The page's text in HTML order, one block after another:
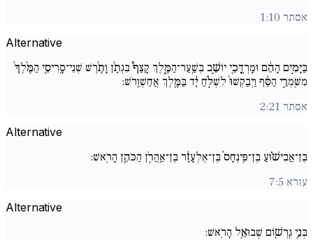
אסתר 1:10
Alternative
בַּיָּמִ֣ים הָהֵ֔ם וּמָרְדֳּכַ֖י יוֹשֵׁ֣ב בְּשַֽׁעַר־הַמֶּ֑לֶךְ קָצַף֩ בִּגְתָ֨ן וָתֶ֜רֶשׁ שְׁנֵי־סָֽרִיסֵ֤י הַמֶּ֨לֶךְ֙
מִשֹּֽׁמְרֵ֣י הַסַּ֔ף וַיְבַקְשׁוּ֙ לִשְׁלֹ֣חַ יָ֔ד בַּמֶּ֖לֶךְ אֲחַשְׁוֵֽרֹשׁ:
אסתר 2:21
Alternative
בֶּן־אֲבִישׁ֗וּעַ בֶּן־פִּֽינְחָס֙ בֶּן־אֶלְעָזָ֔ר בֶּן־אַֽהֲרֹ֥ן הַכֹּהֵ֖ן הָרֹֽאשׁ:
עזרא 7:5
Alternative
בְּנֵ֥י גֵֽרְשׁ֖וֹם שְׁבוּאֵ֥ל הָרֹֽאשׁ: